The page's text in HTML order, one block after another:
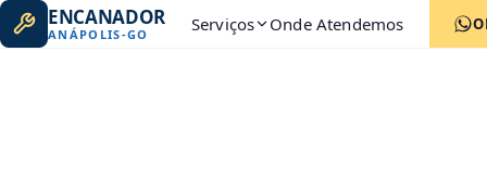
ENCANADOR
ANÁPOLIS-GO Serviços Onde Atendemos